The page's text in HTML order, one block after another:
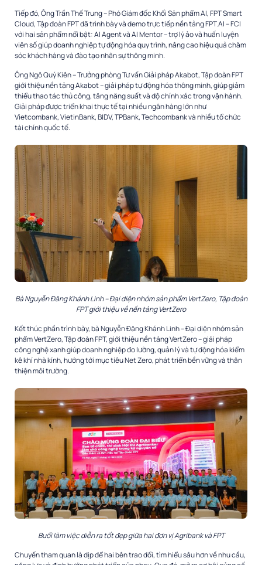
Tiếp đó, Ông Trần Thế Trung – Phó Giám đốc Khối Sản phẩm AI, FPT Smart
Cloud, Tập đoàn FPT đã trình bày và demo trực tiếp nền tảng FPT.AI – FCI
với hai sản phẩm nổi bật: AI Agent và AI Mentor – trợ lý ảo và huấn luyện
viên số giúp doanh nghiệp tự động hóa quy trình, nâng cao hiệu quả chăm
sóc khách hàng và đào tạo nhân sự thông minh.
Ông Ngô Quý Kiên – Trưởng phòng Tư vấn Giải pháp Akabot, Tập đoàn FPT
giới thiệu nền tảng Akabot – giải pháp tự động hóa thông minh, giúp giảm
thiểu thao tác thủ công, tăng năng suất và độ chính xác trong vận hành.
Giải pháp được triển khai thực tế tại nhiều ngân hàng lớn như
Vietcombank, VietinBank, BIDV, TPBank, Techcombank và nhiều tổ chức
tài chính quốc tế.
Bà Nguyễn Đăng Khánh Linh – Đại diện nhóm sản phẩm VertZero, Tập đoàn
FPT giới thiệu về nền tảng VertZero
Kết thúc phần trình bày, bà Nguyễn Đăng Khánh Linh – Đại diện nhóm sản
phẩm VertZero, Tập đoàn FPT, giới thiệu nền tảng VertZero – giải pháp
công nghệ xanh giúp doanh nghiệp đo lường, quản lý và tự động hóa kiểm
kê khí nhà kính, hướng tới mục tiêu Net Zero, phát triển bền vững và thân
thiện môi trường.
Buổi làm việc diễn ra tốt đẹp giữa hai đơn vịAgribank và FPT
Chuyến tham quan là dịp để hai bên trao đổi, tìm hiểu sâu hơn về nhu cầu,